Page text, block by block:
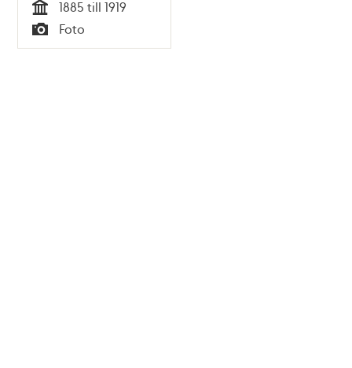
Tid
1885 till 1919
Typ
Foto